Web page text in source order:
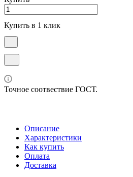
Купить в 1 клик
Точное соотвествие ГОСТ.
Описание
Характеристики
Как купить
Оплата
Доставка